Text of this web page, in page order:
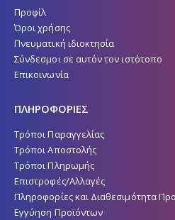
Προφίλ
Όροι χρήσης
Πνευματική ιδιοκτησία
Σύνδεσμοι σε αυτόν τον ιστότοπο
Επικοινωνία
ΠΛΗΡΟΦΟΡΙΕΣ
Τρόποι Παραγγελίας
Τρόποι Αποστολής
Τρόποι Πληρωμής
Επιστροφές/Αλλαγές
Πληροφορίες και Διαθεσιμότητα
Εγγύηση Προϊόντων